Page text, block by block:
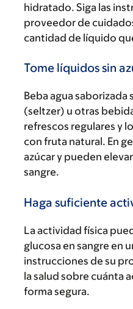
hidratado. Siga las
proveedor de
cantidad de líquido
Tome líquidos sin
Beba agua saborizada
(seltzer) u otras
refrescos regulares y
con fruta natural. En
azúcar y pueden
sangre.
Haga suficiente
La actividad física
glucosa en sangre en
instrucciones de su
la salud sobre cuánta
forma segura.